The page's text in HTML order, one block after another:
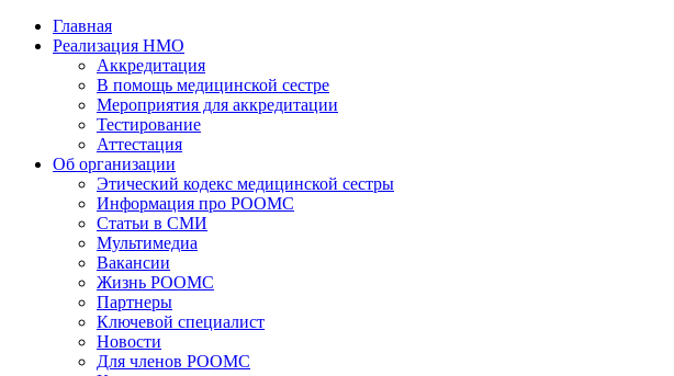
Главная
Реализация НМО
Аккредитация
В помощь медицинской сестре
Мероприятия для аккредитации
Тестирование
Аттестация
Об организации
Этический кодекс медицинской сестры
Информация про РООМС
Статьи в СМИ
Мультимедиа
Вакансии
Жизнь РООМС
Партнеры
Ключевой специалист
Новости
Для членов РООМС